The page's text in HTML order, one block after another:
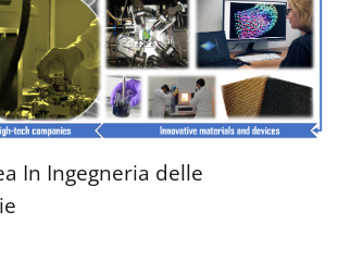
In Ingegneria delle